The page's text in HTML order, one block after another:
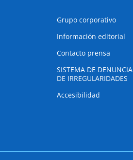
Grupo corporativo
Información editorial
Contacto prensa
SISTEMA DE DENUNCIA
DE IRREGULARIDADES
Accesibilidad